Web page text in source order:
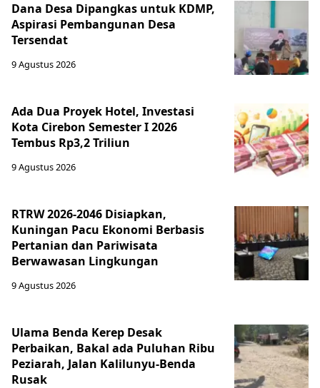
Dana Desa Dipangkas untuk KDMP,
Aspirasi Pembangunan Desa
Tersendat
9 Agustus 2026
Ada Dua Proyek Hotel, Investasi
Kota Cirebon Semester I 2026
Tembus Rp3,2 Triliun
9 Agustus 2026
RTRW 2026-2046 Disiapkan,
Kuningan Pacu Ekonomi Berbasis
Pertanian dan Pariwisata
Berwawasan Lingkungan
9 Agustus 2026
Ulama Benda Kerep Desak
Perbaikan, Bakal ada Puluhan Ribu
Peziarah, Jalan Kalilunyu-Benda
Rusak